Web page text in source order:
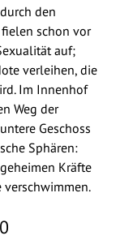
den
schon vor
auf;
verleihen, die
Im Innenhof
Weg der
Geschoss
Sphären:
Kräfte
verschwimmen.